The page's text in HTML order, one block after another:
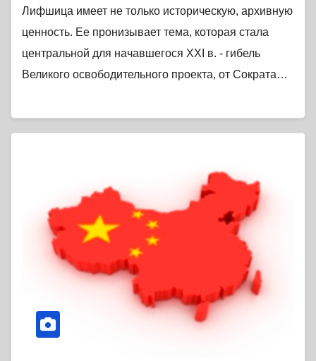
Лифшица имеет не только историческую, архивную
ценность. Ее пронизывает тема, которая стала
центральной для начавшегося XXI в. - гибель
Великого освободительного проекта, от Сократа…